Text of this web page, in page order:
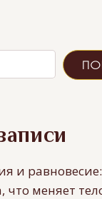
и равновесие:
что меняет